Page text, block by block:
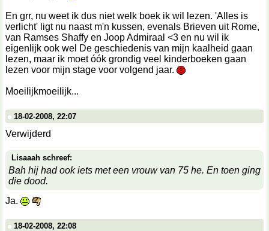
En grr, nu weet ik dus niet welk boek ik wil lezen. 'Alles is
verlicht' ligt nu naast m'n kussen, evenals Brieven uit Rome,
van Ramses Shaffy en Joop Admiraal <3 en nu wil ik
eigenlijk ook wel De geschiedenis van mijn kaalheid gaan
lezen, maar ik moet óók grondig veel kinderboeken gaan
lezen voor mijn stage voor volgend jaar.
Moeilijkmoeilijk...
18-02-2008, 22:07
Verwijderd
Lisaaah schreef:
Bah hij had ook iets met een vrouw van 75 he. En toen ging
die dood.
Ja.
18-02-2008, 22:08